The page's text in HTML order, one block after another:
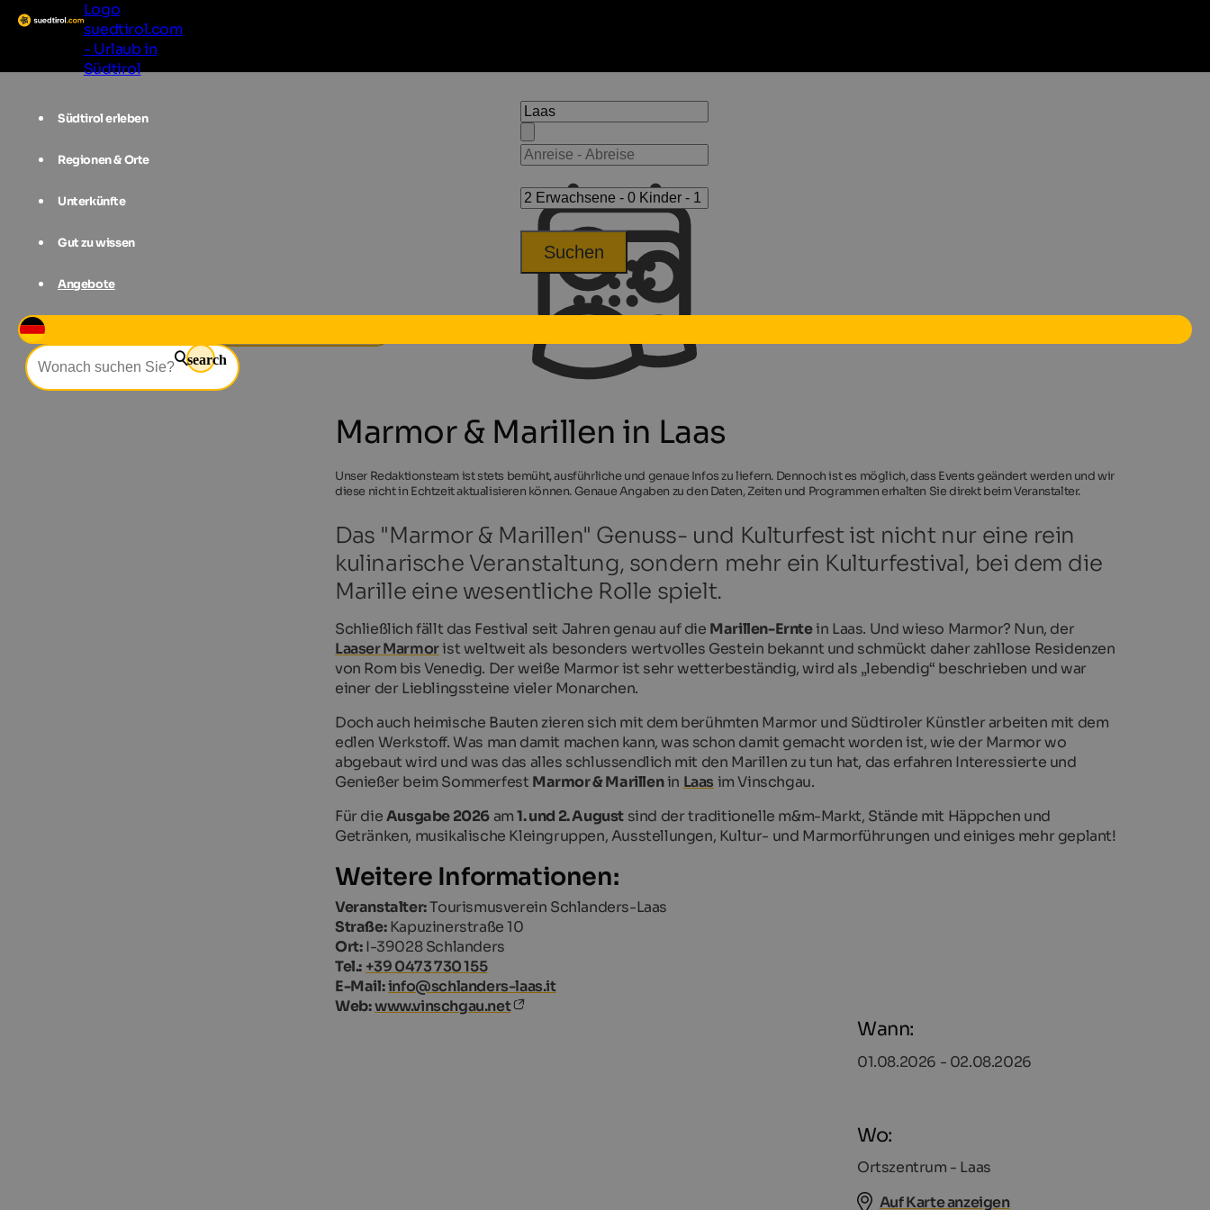
Logo
suedtirol.com
- Urlaub in
Südtirol
Südtirol erleben
Regionen & Orte
Unterkünfte
Gut zu wissen
Angebote
search
Suchen
Marmor & Marillen in Laas
Unser Redaktionsteam ist stets bemüht, ausführliche und genaue Infos zu liefern. Dennoch ist es möglich, dass Events geändert werden und wir
diese nicht in Echtzeit aktualisieren können. Genaue Angaben zu den Daten, Zeiten und Programmen erhalten Sie direkt beim Veranstalter.
Das "Marmor & Marillen" Genuss- und Kulturfest ist nicht nur eine rein
kulinarische Veranstaltung, sondern mehr ein Kulturfestival, bei dem die
Marille eine wesentliche Rolle spielt.
Schließlich fällt das Festival seit Jahren genau auf die Marillen-Erntein Laas. Und wieso Marmor? Nun, der
Laaser Marmorist weltweit als besonders wertvolles Gestein bekannt und schmückt daher zahllose Residenzen
von Rom bis Venedig. Der weiße Marmor ist sehr wetterbeständig, wird als „lebendig“ beschrieben und war
einer der Lieblingssteine vieler Monarchen.
Doch auch heimische Bauten zieren sich mit dem berühmten Marmor und Südtiroler Künstler arbeiten mit dem
edlen Werkstoff. Was man damit machen kann, was schon damit gemacht worden ist, wie der Marmor wo
abgebaut wird und was das alles schlussendlich mit den Marillen zu tun hat, das erfahren Interessierte und
Genießer beim Sommerfest Marmor & Marillenin Laas im Vinschgau.
Für dieAusgabe 2026am1. und 2. August sind der traditionelle m&m-Markt, Stände mit Häppchen und
Getränken, musikalische Kleingruppen, Ausstellungen, Kultur- und Marmorführungen und einiges mehr geplant!
Weitere Informationen:
Veranstalter:Tourismusverein Schlanders-Laas
Straße:Kapuzinerstraße 10
Ort:I-39028 Schlanders
Tel.: +39 0473 730 155
E-Mail:info@schlanders-laas.it
Web:www.vinschgau.net
Wann:
01.08.2026 - 02.08.2026
Wo:
Ortszentrum - Laas
Auf Karte anzeigen